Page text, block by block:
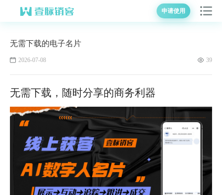
申请使用
无需下载的电子名片
2026-07-08 39
无需下载，随时分享的商务利器